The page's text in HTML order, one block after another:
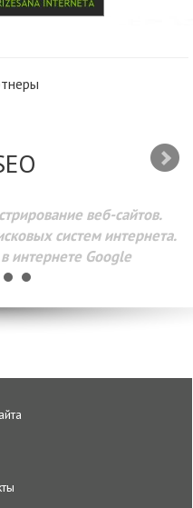
веб-сайтов.
систем интернета.
интернете Google